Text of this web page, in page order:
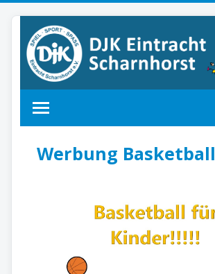
Werbung Basketball